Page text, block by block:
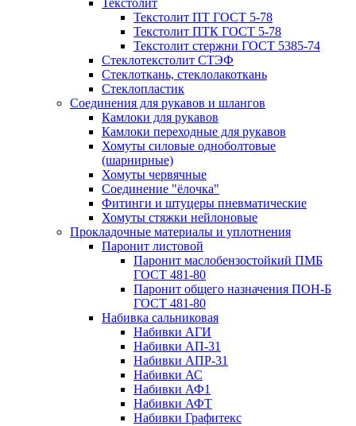
Текстолит
Текстолит ПТ ГОСТ 5-78
Текстолит ПТК ГОСТ 5-78
Текстолит стержни ГОСТ 5385-74
Стеклотекстолит СТЭФ
Стеклоткань, стеклолакоткань
Стеклопластик
Соединения для рукавов и шлангов
Камлоки для рукавов
Камлоки переходные для рукавов
Хомуты силовые одноболтовые
(шарнирные)
Хомуты червячные
Соединение "ёлочка"
Фитинги и штуцеры пневматические
Хомуты стяжки нейлоновые
Прокладочные материалы и уплотнения
Паронит листовой
Паронит маслобензостойкий ПМБ
ГОСТ 481-80
Паронит общего назначения ПОН-Б
ГОСТ 481-80
Набивка сальниковая
Набивки АГИ
Набивки АП-31
Набивки АПР-31
Набивки АС
Набивки АФ1
Набивки АФТ
Набивки Графитекс